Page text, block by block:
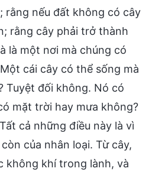
rằng nếu đất không có cây
rằng cây phải trở thành
là một nơi mà chúng có
cái cây có thể sống mà
Tuyệt đối không. Nó có
mặt trời hay mưa không?
cả những điều này là vì
của nhân loại. Từ cây,
không khí trong lành, và